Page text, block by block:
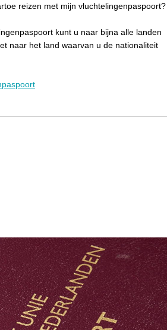
reizen met mijn vluchtelingenpaspoort?
kunt u naar bijna alle landen
naar het land waarvan u de nationaliteit